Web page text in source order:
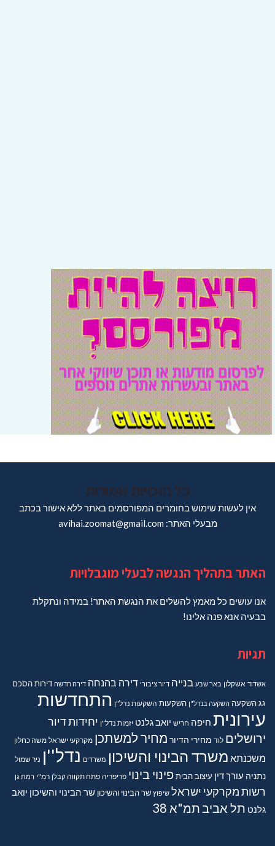
כל הזכויות שמורות
אין לעשות שימוש בחומרים המפורסמים באתר ללא אישור בכתב
מבעלי האתר: avihai.zoomat@gmail.com
האתר בתהליך הנגשה לבעלי מוגבלויות
אנו עושים כל מאמץ להשלים את הנגשת האתר! במידה ונתקלת
בבעיה אנא פנה אלינו!
תגיות
אשדוד אשקלון באר שבע בנייה דיור ציבורי דירה בהנחה דירה חדשה דירותהסכם
גגהשקעה השקעה בנדל"ן השקעות השקעות נדל"ן התחדשות
עירונית חיפה חריש יואב גלנט יזמות נדל"ן יחידות דיור
ירושלים לוד מחירי הדיור מחיר למשתכן מקרקעי ישראל משה כחלון
משכנתא משרד הבינוי והשיכון משרדים נדל''ן ניר שמול
נתניה עורך דין עיצוב הבית פינוי בינוי פריפריה פתח תקווה קבלן רמ"י רמת גן
רשות מקרקעי ישראל שיפוץ שר הבינוי והשיכון שר הבינוי והשיכון יואב
גלנט תל אביבתמ"א 38